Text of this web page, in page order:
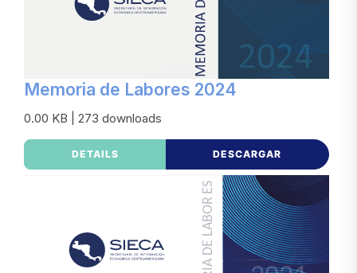
Memoria de Labores 2024
0.00 KB | 273 downloads
DETAILS DESCARGAR